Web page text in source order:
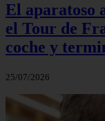
El aparatoso
el Tour de
coche y
25/07/2026